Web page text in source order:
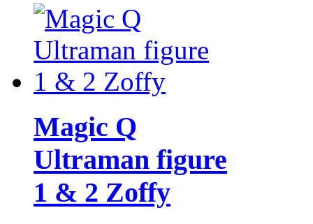
Magic Q
Ultraman figure
1 & 2 Zoffy